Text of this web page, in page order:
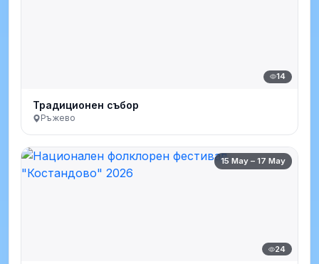
14
Традиционен събор
Ръжево
15 May – 17 May
24